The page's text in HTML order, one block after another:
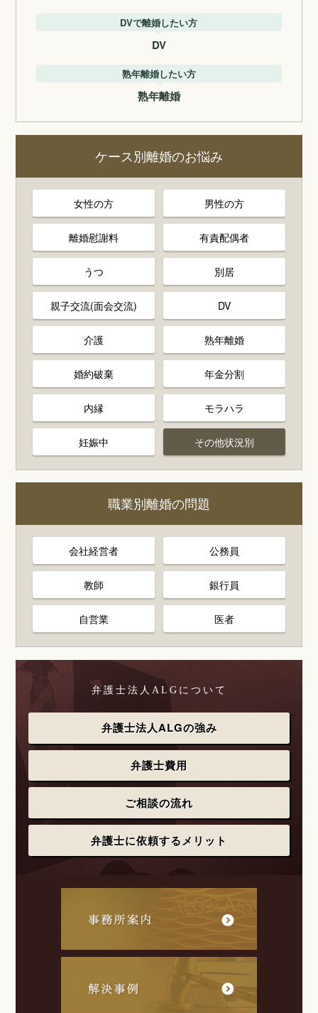
DVで離婚したい方
DV
熟年離婚したい方
熟年離婚
ケース別離婚のお悩み
女性の方 男性の方
離婚慰謝料 有責配偶者
うつ 別居
親子交流(面会交流) DV
介護 熟年離婚
婚約破棄 年金分割
内縁 モラハラ
妊娠中 その他状況別
職業別離婚の問題
会社経営者 公務員
教師 銀行員
自営業 医者
弁護士法人ALGについて
弁護士法人ALGの強み
弁護士費用
ご相談の流れ
弁護士に依頼するメリット